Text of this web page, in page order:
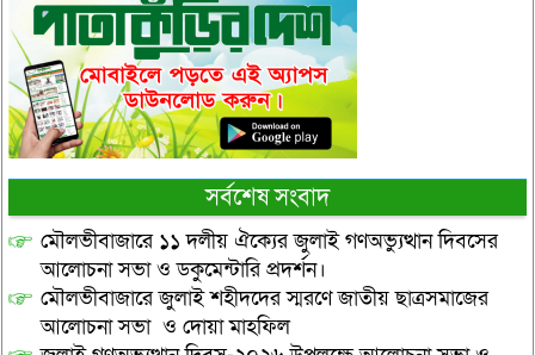
সর্বশেষ সংবাদ
মৌলভীবাজারে ১১ দলীয় ঐক্যের জুলাই গণঅভ্যুত্থান দিবসের
আলোচনা সভা ও ডকুমেন্টারি প্রদর্শন।
মৌলভীবাজারে জুলাই শহীদদের স্মরণে জাতীয় ছাত্রসমাজের
আলোচনা সভা ও দোয়া মাহফিল